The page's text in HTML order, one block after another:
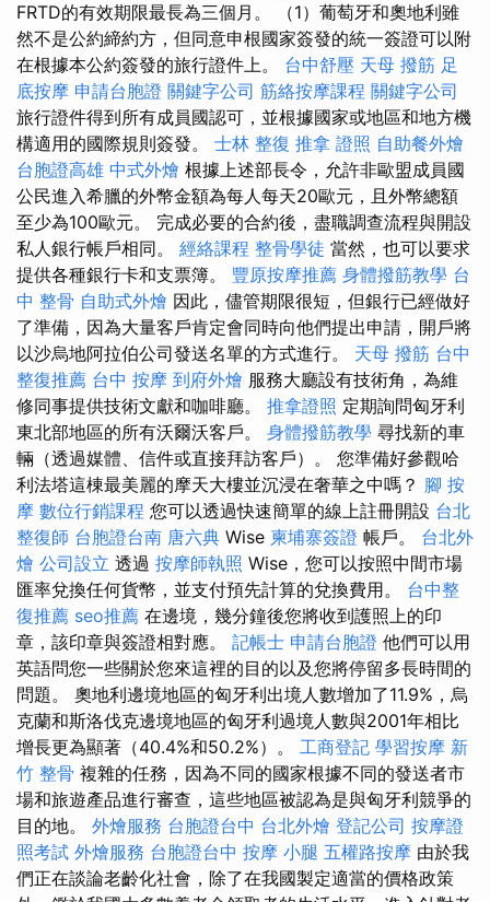
FRTD的有效期限最長為三個月。 （1）葡萄牙和奧地利雖
然不是公約締約方，但同意申根國家簽發的統一簽證可以附
在根據本公約簽發的旅行證件上。 台中舒壓 天母 撥筋 足
底按摩 申請台胞證 關鍵字公司 筋絡按摩課程 關鍵字公司
旅行證件得到所有成員國認可，並根據國家或地區和地方機
構適用的國際規則簽發。 士林 整復 推拿 證照 自助餐外燴
台胞證高雄 中式外燴 根據上述部長令，允許非歐盟成員國
公民進入希臘的外幣金額為每人每天20歐元，且外幣總額
至少為100歐元。 完成必要的合約後，盡職調查流程與開設
私人銀行帳戶相同。 經絡課程 整骨學徒 當然，也可以要求
提供各種銀行卡和支票簿。 豐原按摩推薦 身體撥筋教學 台
中 整骨 自助式外燴 因此，儘管期限很短，但銀行已經做好
了準備，因為大量客戶肯定會同時向他們提出申請，開戶將
以沙烏地阿拉伯公司發送名單的方式進行。 天母 撥筋 台中
整復推薦 台中 按摩 到府外燴 服務大廳設有技術角，為維
修同事提供技術文獻和咖啡廳。 推拿證照 定期詢問匈牙利
東北部地區的所有沃爾沃客戶。 身體撥筋教學 尋找新的車
輛（透過媒體、信件或直接拜訪客戶）。 您準備好參觀哈
利法塔這棟最美麗的摩天大樓並沉浸在奢華之中嗎？ 腳 按
摩 數位行銷課程 您可以透過快速簡單的線上註冊開設 台北
整復師 台胞證台南 唐六典 Wise 柬埔寨簽證 帳戶。 台北外
燴 公司設立 透過 按摩師執照 Wise，您可以按照中間市場
匯率兌換任何貨幣，並支付預先計算的兌換費用。 台中整
復推薦 seo推薦 在邊境，幾分鐘後您將收到護照上的印
章，該印章與簽證相對應。 記帳士 申請台胞證 他們可以用
英語問您一些關於您來這裡的目的以及您將停留多長時間的
問題。 奧地利邊境地區的匈牙利出境人數增加了11.9%，烏
克蘭和斯洛伐克邊境地區的匈牙利過境人數與2001年相比
增長更為顯著（40.4%和50.2%）。 工商登記 學習按摩 新
竹 整骨 複雜的任務，因為不同的國家根據不同的發送者市
場和旅遊產品進行審查，這些地區被認為是與匈牙利競爭的
目的地。 外燴服務 台胞證台中 台北外燴 登記公司 按摩證
照考試 外燴服務 台胞證台中 按摩 小腿 五權路按摩 由於我
們正在談論老齡化社會，除了在我國製定適當的價格政策